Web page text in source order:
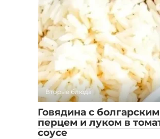
Вторые блюда
Говядина с болгарским
перцем и луком в
соусе